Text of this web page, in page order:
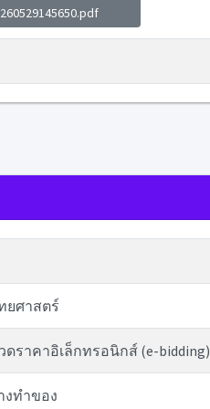
ศาสตร์
ดราคาอิเล็กทรอนิกส์ (e-bidding)
ทำของ